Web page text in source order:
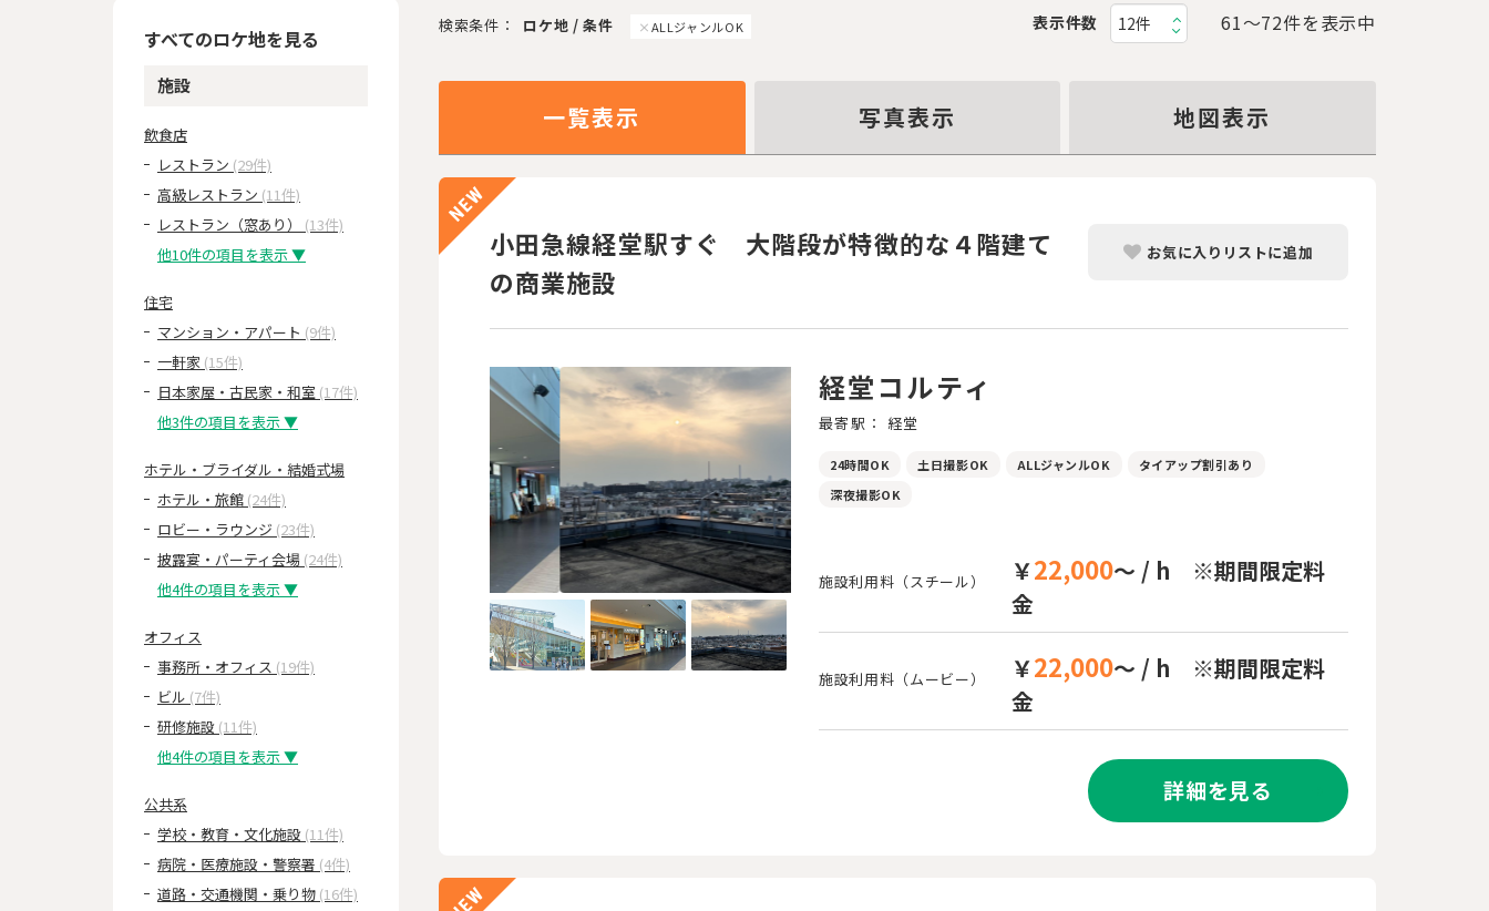
検索条件： ロケ地 / 条件 ALLジャンルOK 表示件数 61〜72件を表示中
一覧表示 写真表示 地図表示
小田急線経堂駅すぐ 大階段が特徴的な４階建て
の商業施設
お気に入りリストに追加
経堂コルティ
最寄駅： 経堂
24時間OK 土日撮影OK ALLジャンルOK
タイアップ割引あり
深夜撮影OK
施設利用料（スチール） ￥22,000～ / h ※期間限定料
金
施設利用料（ムービー） ￥22,000～ / h ※期間限定料
金
詳細を見る
すべてのロケ地を見る
施設
飲食店
レストラン (29件)
高級レストラン (11件)
レストラン（窓あり） (13件)
他10件の項目を表示 ▼
住宅
マンション・アパート (9件)
一軒家 (15件)
日本家屋・古民家・和室 (17件)
他3件の項目を表示 ▼
ホテル・ブライダル・結婚式場
ホテル・旅館 (24件)
ロビー・ラウンジ (23件)
披露宴・パーティ会場 (24件)
他4件の項目を表示 ▼
オフィス
事務所・オフィス (19件)
ビル (7件)
研修施設 (11件)
他4件の項目を表示 ▼
公共系
学校・教育・文化施設 (11件)
病院・医療施設・警察署 (4件)
道路・交通機関・乗り物 (16件)